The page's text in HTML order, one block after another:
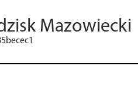
Mazowiecki